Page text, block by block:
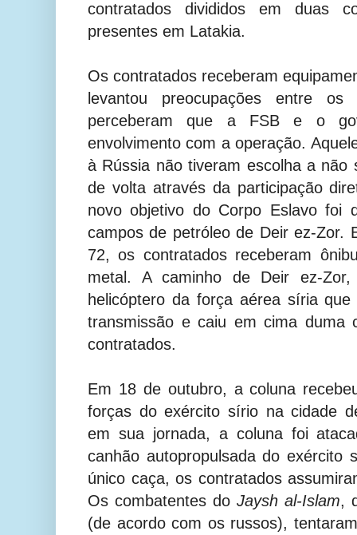
contratados divididos em duas
presentes em Latakia.
Os contratados receberam
levantou preocupações entre os
perceberam que a FSB e o
envolvimento com a operação.
à Rússia não tiveram escolha a não
de volta através da participação
novo objetivo do Corpo Eslavo foi
campos de petróleo de Deir ez-Zor.
72, os contratados receberam
metal. A caminho de Deir ez-
helicóptero da força aérea síria
transmissão e caiu em cima duma
contratados.
Em 18 de outubro, a coluna
forças do exército sírio na cidade
em sua jornada, a coluna foi
canhão autopropulsada do exército
único caça, os contratados
Os combatentes do Jaysh al-Islam,
(de acordo com os russos),